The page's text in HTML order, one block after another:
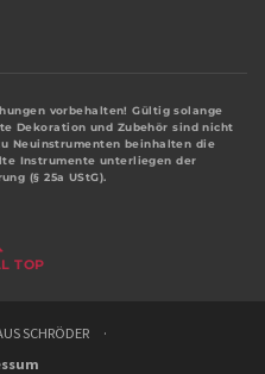
vorbehalten! Gültig solange
Dekoration und Zubehör sind nicht
Neuinstrumenten beinhalten die
Instrumente unterliegen der
(§ 25a UStG).
TOP
SCHRÖDER ·